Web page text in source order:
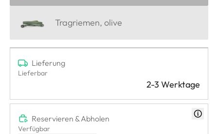
Tragriemen, olive
Lieferung
Lieferbar
2-3 Werktage
Reservieren & Abholen
Verfügbar